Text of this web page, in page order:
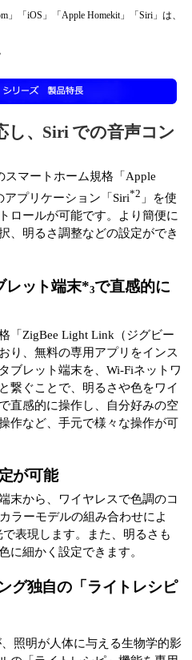
」「iOS」「Apple Homekit」「Siri」は、
し、Siri での音声コン
スマートホーム規格「Apple
アプリケーション「Siri*2 」を使
ロールが可能です。より簡便に
、明るさ調整などの設定ができ
レット端末*3で直感的に
「ZigBee Light Link（ジグビー
り、無料の専用アプリをインス
ブレット端末を、Wi-Fiネットワ
繋ぐことで、明るさや色をワイ
直感的に操作し、自分好みの空
作など、手元で様々な操作が可
が可能
末から、ワイヤレスで色調のコ
ラーモデルの組み合わせによ
表現します。また、明るさも
に細かく設定できます。
グ独自の「ライトレシピ
照明が人体に与える生物学的影